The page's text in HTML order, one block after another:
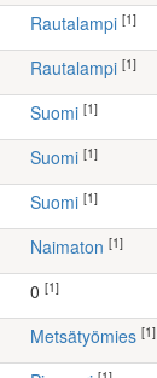
Rautalampi [1]
Rautalampi [1]
Suomi [1]
Suomi [1]
Suomi [1]
Naimaton [1]
[1]
metsätyömies [1]